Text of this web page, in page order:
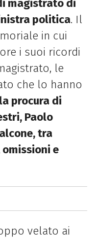
magistrato di
politica. Il
in cui
i suoi ricordi
le
che lo hanno
procura di
Paolo
tra
e
velato ai